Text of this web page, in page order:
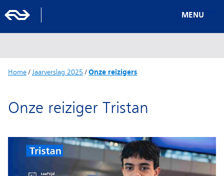
MENU
Home/ Jaarverslag 2025 /Onze reizigers
Onze reiziger Tristan